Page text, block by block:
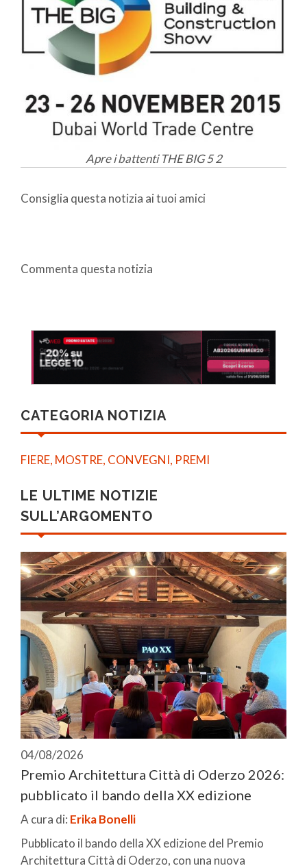
Apre i battenti THE BIG 5 2
Consiglia questa notizia ai tuoi amici
Commenta questa notizia
CATEGORIA NOTIZIA
FIERE, MOSTRE, CONVEGNI, PREMI
LE ULTIME NOTIZIE
SULL’ARGOMENTO
04/08/2026
Premio Architettura Città di Oderzo 2026:
pubblicato il bando della XX edizione
A cura di: Erika Bonelli
Pubblicato il bando della XX edizione del Premio
Architettura Città di Oderzo, con una nuova